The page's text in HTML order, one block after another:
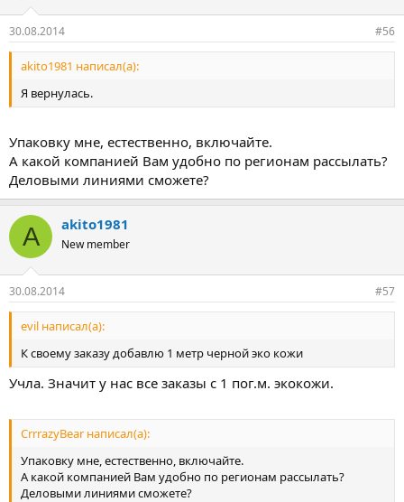
30.08.2014 #56
akito1981 написал(а):
Я вернулась.
Упаковку мне, естественно, включайте.
А какой компанией Вам удобно по регионам рассылать?
Деловыми линиями сможете?
A akito1981
New member
30.08.2014 #57
evil написал(а):
К своему заказу добавлю 1 метр черной эко кожи
Учла. Значит у нас все заказы с 1 пог.м. экокожи.
CrrrazyBear написал(а):
Упаковку мне, естественно, включайте.
А какой компанией Вам удобно по регионам рассылать?
Деловыми линиями сможете?